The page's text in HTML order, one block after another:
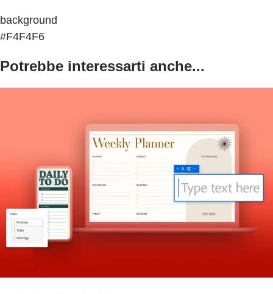
background
#F4F4F6
Potrebbe interessarti anche...